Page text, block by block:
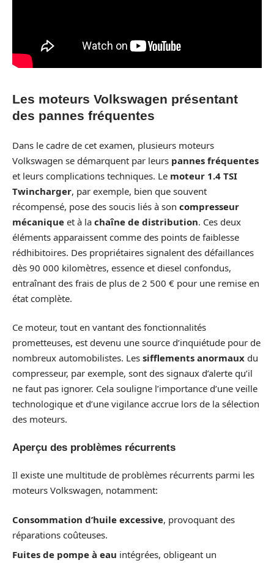
Les moteurs Volkswagen présentant
des pannes fréquentes
Dans le cadre de cet examen, plusieurs moteurs
Volkswagen se démarquent par leurs pannes fréquentes
et leurs complications techniques. Le moteur 1.4 TSI
Twincharger, par exemple, bien que souvent
récompensé, pose des soucis liés à son compresseur
mécanique et à la chaîne de distribution. Ces deux
éléments apparaissent comme des points de faiblesse
rédhibitoires. Des propriétaires signalent des défaillances
dès 90 000 kilomètres, essence et diesel confondus,
entraînant des frais de plus de 2 500 € pour une remise en
état complète.
Ce moteur, tout en vantant des fonctionnalités
prometteuses, est devenu une source d’inquiétude pour de
nombreux automobilistes. Les sifflements anormaux du
compresseur, par exemple, sont des signaux d’alerte qu’il
ne faut pas ignorer. Cela souligne l’importance d’une veille
technologique et d’une vigilance accrue lors de la sélection
des moteurs.
Aperçu des problèmes récurrents
Il existe une multitude de problèmes récurrents parmi les
moteurs Volkswagen, notamment:
Consommation d’huile excessive, provoquant des
réparations coûteuses.
Fuites de pompe à eau intégrées, obligeant un